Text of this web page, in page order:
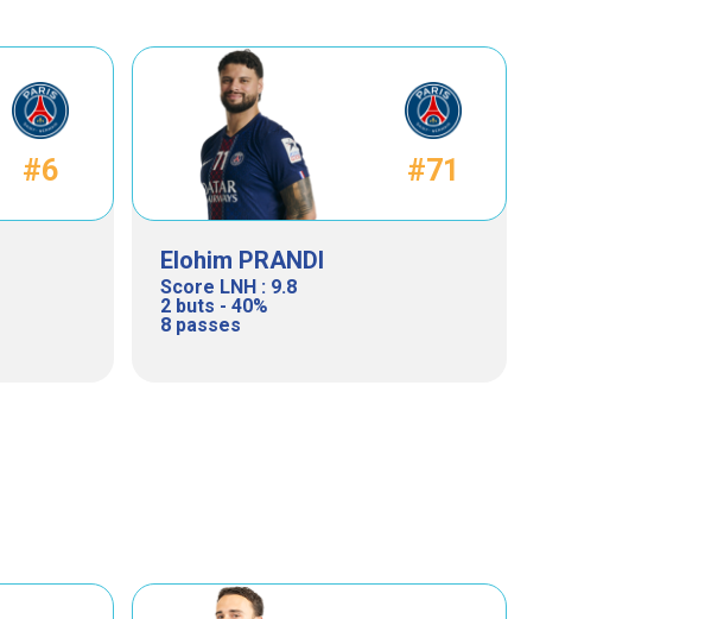
#6 #71
Elohim PRANDI
Score LNH : 9.8
2 buts - 40%
8 passes